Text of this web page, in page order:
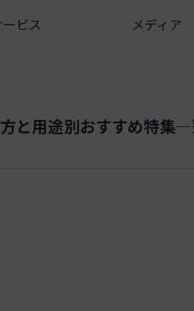
ービス メディア
と用途別おすすめ特集